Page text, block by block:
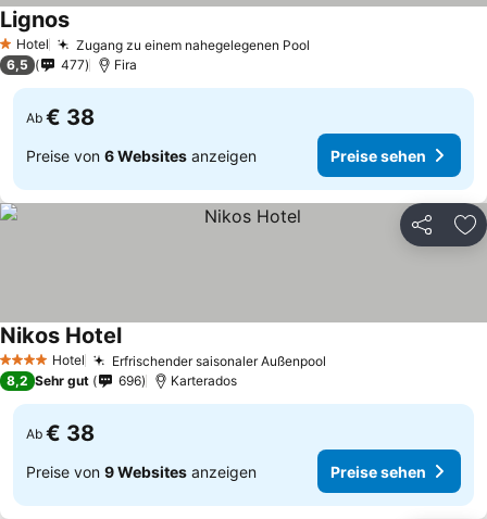
1 Sterne
Hotel Zugang zu einem nahegelegenen Pool
Lignos
6,5 477 Fira
Ab € 38
Preise von 6 Websites anzeigen Preise sehen
Teilen
4 Sterne Hotel Erfrischender saisonaler Außenpool
Nikos Hotel
8,2 Sehr gut 696 Karterados
Ab € 38
Preise von 9 Websites anzeigen Preise sehen